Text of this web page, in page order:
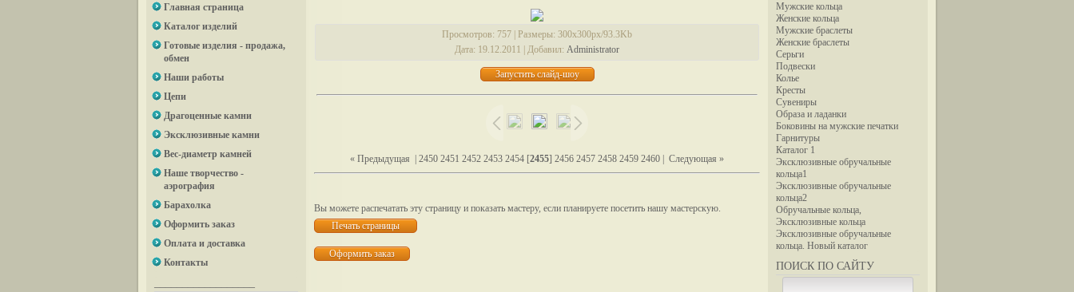
Главная страница
Каталог изделий
Готовые изделия - продажа,
обмен
Наши работы
Цепи
Драгоценные камни
Эксклюзивные камни
Вес-диаметр камней
Наше творчество -
аэрография
Барахолка
Оформить заказ
Оплата и доставка
Контакты
Мужские кольца
Женские кольца
Мужские браслеты
Женские браслеты
Серьги
Подвески
Колье
Кресты
Сувениры
Образа и ладанки
Боковины на мужские печатки
Гарнитуры
Каталог 1
Эксклюзивные обручальные
кольца1
Эксклюзивные обручальные
кольца2
Обручальные кольца,
Эксклюзивные кольца
Эксклюзивные обручальные
кольца. Новый каталог
ПОИСК ПО САЙТУ
Просмотров: 757 | Размеры: 300x300px/93.3Kb
Дата: 19.12.2011 | Добавил: Administrator
« Предыдущая 2450 2451 2452 2453 2454 [2455] 2456 2457 2458 2459 2460 Следующая »
Вы можете распечатать эту страницу и показать мастеру, если планируете посетить нашу мастерскую.